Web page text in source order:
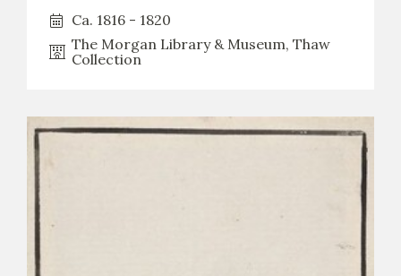
Ca. 1816 - 1820
The Morgan Library & Museum, Thaw
Collection